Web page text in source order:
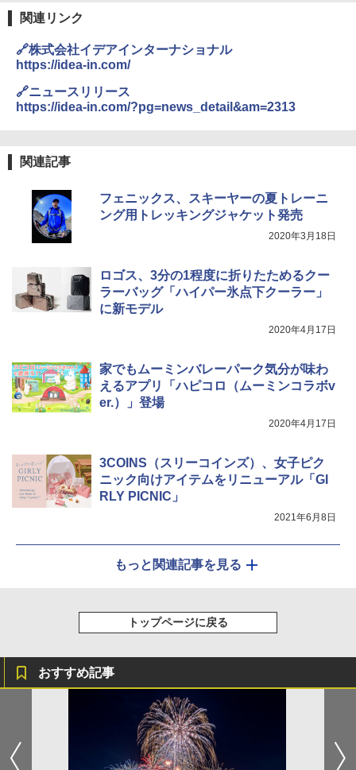
ENDLESS BASE 《めざましテレビで紹介》
テント ワンタッチ RENEW 幅200 2-3人用 43
500002(89232)
￥5,999
ュ(BC仕様) PATC-150B(EB)
[キャンパーズコレクション 山善] 傘みたいに
広げるだけ パッとサッとテント キューブワ
イド ブラックコーティング フルクローズ メ
ッシュ 4人用 簡単設置 ポップアップテント P
秒）射程5～10m 安全ロック搭載 携帯収納袋
付き ヒグマ・イノシシ対策 自治体・教育機
関の購入実績 登山・キャンプ・アウトドア・
送
可能 安全ロック付き 高安全性 金属製耐久 コ
ンパクト多機能設計 持ち運び便利 アウトド
HYREKK 八角形タープ 防水タープ 3×4.5m
ブラックラバーコーティング UPF50+ UVカ
ット 5000mm耐水圧 210D生地 遮光
関連リンク
🔗株式会社イデアインターナショナル
https://idea-in.com/
🔗ニュースリリース
https://idea-in.com/?pg=news_detail&am=2313
関連記事
フェニックス、スキーヤーの夏トレーニ
ング用トレッキングジャケット発売
2020年3月18日
ロゴス、3分の1程度に折りたためるクー
ラーバッグ「ハイパー氷点下クーラー」
に新モデル
2020年4月17日
家でもムーミンバレーパーク気分が味わ
えるアプリ「ハピコロ（ムーミンコラボv
er.）」登場
2020年4月17日
3COINS（スリーコインズ）、女子ピク
ニック向けアイテムをリニューアル「GI
RLY PICNIC」
2021年6月8日
もっと関連記事を見る
トップページに戻る
おすすめ記事